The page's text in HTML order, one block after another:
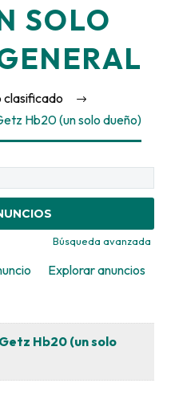
SOLO
clasificado
Hb20 (un solo dueño)
Búsqueda avanzada
Explorar anuncios
Hb20 (un solo